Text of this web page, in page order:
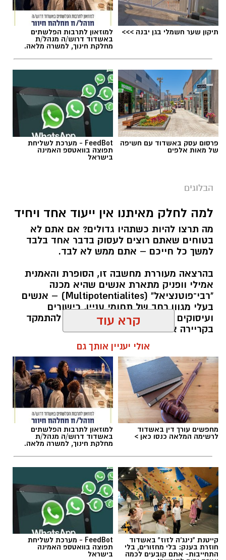
תיקון שער חשמלי בגן יבנה >>> למוזאון לתרבות הפלשתים
באשדוד דרוש/ה מנהל/ת
מחלקת חינוך, למשרה מלאה.
פרסום עסק באשדוד עם חשיפה
של מאות אלפים
FeedBot - מערכת לשליחת
תפוצה בוואטספ האמינה
בישראל
הבלוגים
למה לחלק מאיתנו אין ייעוד אחד ויחיד
מה תרצו להיות כשתהיו גדולים? אם אתם לא
בטוחים שאתם רוצים לעסוק בדבר אחד בלבד
למשך כל חייכם – אתם ממש לא לבד.
בהרצאה מעוררת מחשבה זו, הסופרת והאמנית
אמילי וופניק מתארת אנשים שהיא מכנה
"רבי־פוטנציאל" (Multipotentialites) – אנשים
בעלי מגוון רחב של תחומי עניין, כישורים
ועיסוקים שונים לאורך חייהם, במקום להתמקד
בקריירה אחת בלבד.
האם גם אתם כאלה?
אלדה נתנאל / 09:20 07.08.26
קרא עוד
אולי יעניין אותך גם
מחפשים עורך דין באשדוד
לרשימה המלאה כנסו כאן >
למוזאון לתרבות הפלשתים
באשדוד דרוש/ה מנהל/ת
מחלקת חינוך, למשרה מלאה.
קייטנת "נינג'ה לזוז" באשדוד
חוזרת בענק: בלי מחזורים, בלי
התחייבות- אתם קובעים לכמה
FeedBot - מערכת לשליחת
תפוצה בוואטספ האמינה
בישראל